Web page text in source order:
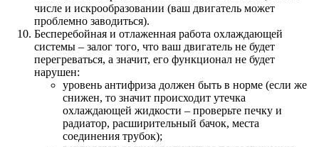
числе и искрообразовании (ваш двигатель может
проблемно заводиться).
Бесперебойная и отлаженная работа охлаждающей
системы – залог того, что ваш двигатель не будет
перегреваться, а значит, его функционал не будет
нарушен:
уровень антифриза должен быть в норме (если же
снижен, то значит происходит утечка
охлаждающей жидкости – проверьте печку и
радиатор, расширительный бачок, места
соединения трубок);